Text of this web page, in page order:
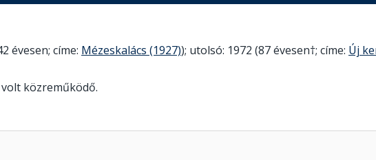
évesen; címe: Mézeskalács (1927)); utolsó: 1972 (87 évesen†; címe: Új
közreműködő.